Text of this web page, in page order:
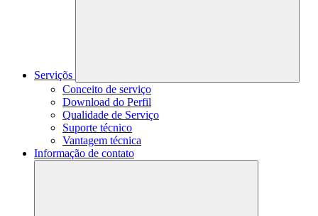
Serviçõs
Conceito de serviço
Download do Perfil
Qualidade de Serviço
Suporte técnico
Vantagem técnica
Informação de contato